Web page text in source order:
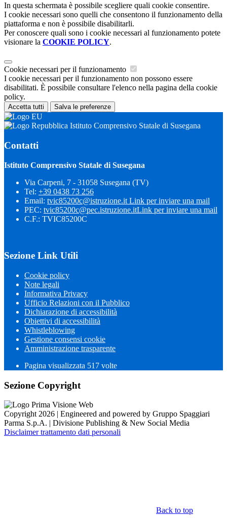
In questa schermata è possibile scegliere quali cookie consentire.
I cookie necessari sono quelli che consentono il funzionamento della
piattaforma e non è possibile disabilitarli.
Per conoscere quali sono i cookie necessari al funzionamento potete
visionare la COOKIE POLICY.
Cookie necessari per il funzionamento
I cookie necessari per il funzionamento non possono essere
disabilitati. È possibile consultare l'elenco nella pagina della cookie
policy.
Accetta tutti Salva le preferenze
Istituto Comprensivo Statale di Susegana
Contatti
Istituto Comprensivo Statale di Susegana
Via Carpeni, 7 - 31058 Susegana (TV)
Tel: +39 0438 73 256
Email: tvic85200c@istruzione.it Link per inviare una mail
PEC: tvic85200c@pec.istruzione.itLink per inviare una mail
C.F.: TVIC85200C
Sezione Link Utili
Cookie policy
Note legali
Informativa Privacy
Ufficio Relazioni con il Pubblico
Dichiarazione di accessibilità
Obiettivi di accessibilità
Whistleblowing
Gestione consensi cookie
Amministrazione trasparente
Pagina visualizzata 517 volte
Sezione Copyright
Copyright 2026 | Engineered and powered by Gruppo Spaggiari
Parma S.p.A. | Divisione Publishing & New Social Media
Disclaimer trattamento dati personali
Back to top